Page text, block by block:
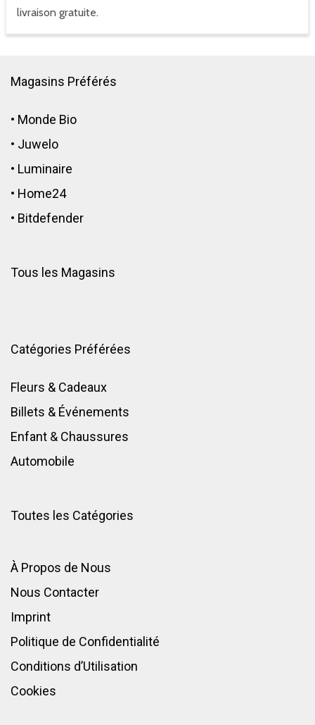
livraison gratuite.
Magasins Préférés
• Monde Bio
• Juwelo
• Luminaire
• Home24
• Bitdefender
Tous les Magasins
Catégories Préférées
Fleurs & Cadeaux
Billets & Événements
Enfant & Chaussures
Automobile
Toutes les Catégories
À Propos de Nous
Nous Contacter
Imprint
Politique de Confidentialité
Conditions d’Utilisation
Cookies